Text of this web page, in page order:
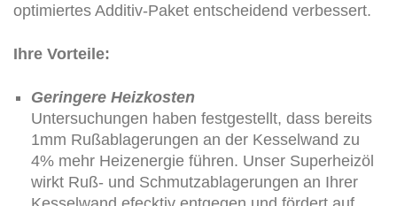
optimiertes Additiv-Paket entscheidend verbessert.
Ihre Vorteile:
Geringere Heizkosten
Untersuchungen haben festgestellt, dass bereits
1mm Rußablagerungen an der Kesselwand zu
4% mehr Heizenergie führen. Unser Superheizöl
wirkt Ruß- und Schmutzablagerungen an Ihrer